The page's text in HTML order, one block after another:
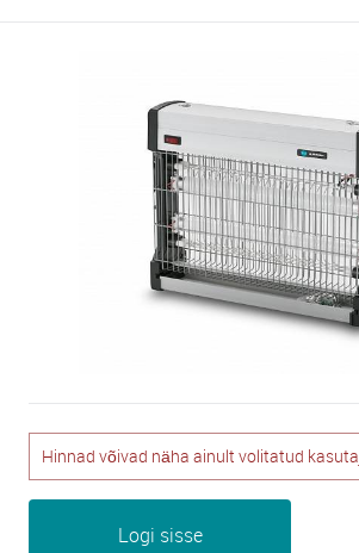
Hinnad võivad näha ainult volitatud
Logi sisse